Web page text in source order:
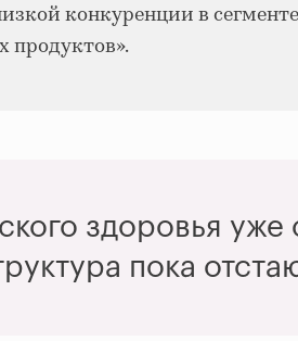
конкуренции в
продуктов».
здоровья уже
пока